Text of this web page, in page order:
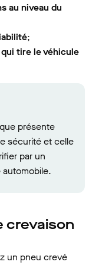
au niveau du
;
tire le véhicule
présente
sécurité et celle
par un
crevaison
un pneu crevé